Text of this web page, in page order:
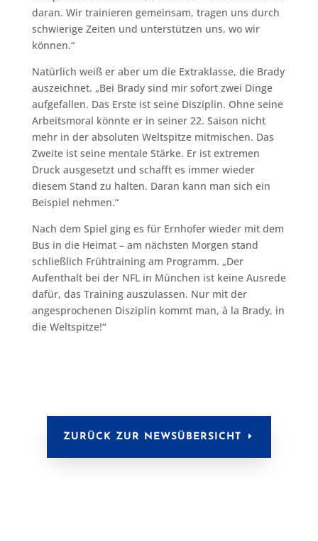
daran. Wir trainieren gemeinsam, tragen uns durch
schwierige Zeiten und unterstützen uns, wo wir
können.“
Natürlich weiß er aber um die Extraklasse, die Brady
auszeichnet. „Bei Brady sind mir sofort zwei Dinge
aufgefallen. Das Erste ist seine Disziplin. Ohne seine
Arbeitsmoral könnte er in seiner 22. Saison nicht
mehr in der absoluten Weltspitze mitmischen. Das
Zweite ist seine mentale Stärke. Er ist extremen
Druck ausgesetzt und schafft es immer wieder
diesem Stand zu halten. Daran kann man sich ein
Beispiel nehmen.“
Nach dem Spiel ging es für Ernhofer wieder mit dem
Bus in die Heimat – am nächsten Morgen stand
schließlich Frühtraining am Programm. „Der
Aufenthalt bei der NFL in München ist keine Ausrede
dafür, das Training auszulassen. Nur mit der
angesprochenen Disziplin kommt man, à la Brady, in
die Weltspitze!“
ZURÜCK ZUR NEWSÜBERSICHT